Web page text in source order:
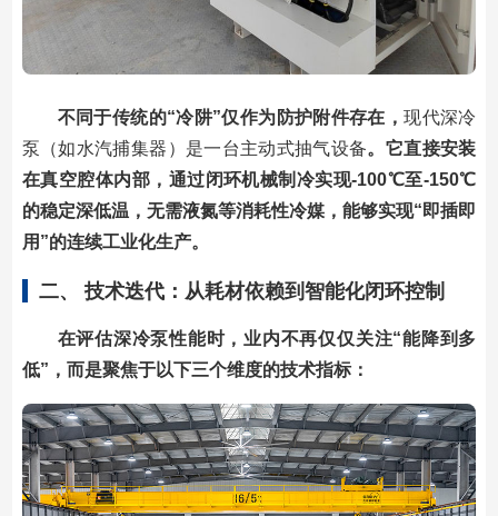
不同于传统的“冷阱”仅作为防护附件存在，现代深冷
泵（如水汽捕集器）是一台主动式抽气设备。它直接安装
在真空腔体内部，通过闭环机械制冷实现-100℃至-150℃
的稳定深低温，无需液氮等消耗性冷媒，能够实现“即插即
用”的连续工业化生产。
二、 技术迭代：从耗材依赖到智能化闭环控制
在评估深冷泵性能时，业内不再仅仅关注“能降到多
低”，而是聚焦于以下三个维度的技术指标：